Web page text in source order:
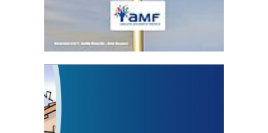
Statut de l’élu local
3 avril 2024
Mise à jour avril 2024
FEUILLETER